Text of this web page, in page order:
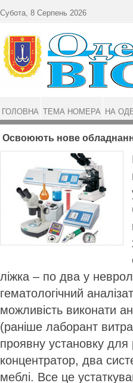
Освоюють нове
ліжка – по два у
гематологічний
можливість виконати
(раніше лаборант
проявну установку для
концентратор, два
меблі. Все це
Субота, 8 Серпень 2026
ГОЛОВНА ТЕМА НОМЕРА НА